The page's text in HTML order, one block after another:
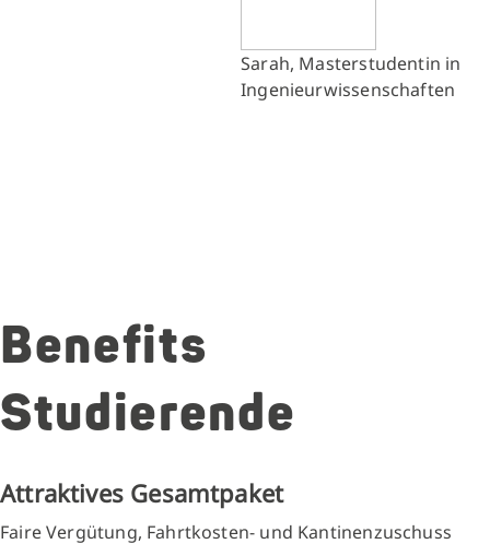
Sarah, Masterstudentin in
Ingenieurwissenschaften
Benefits
Studierende
Attraktives Gesamtpaket
Faire Vergütung, Fahrtkosten- und Kantinenzuschuss